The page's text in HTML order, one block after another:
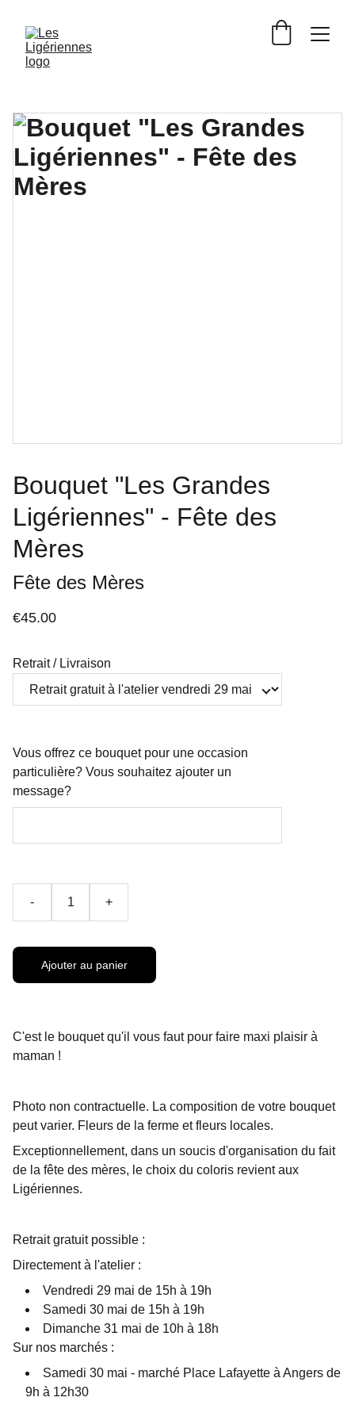
Bouquet "Les Grandes
Ligériennes" - Fête des
Mères
Fête des Mères
€45.00
Retrait / Livraison
Vous offrez ce bouquet pour une occasion
particulière? Vous souhaitez ajouter un
message?
- +
Ajouter au panier
C'est le bouquet qu'il vous faut pour faire maxi plaisir à
maman !
Photo non contractuelle. La composition de votre bouquet
peut varier. Fleurs de la ferme et fleurs locales.
Exceptionnellement, dans un soucis d'organisation du fait
de la fête des mères, le choix du coloris revient aux
Ligériennes.
Retrait gratuit possible :
Directement à l'atelier :
Vendredi 29 mai de 15h à 19h
Samedi 30 mai de 15h à 19h
Dimanche 31 mai de 10h à 18h
Sur nos marchés :
Samedi 30 mai - marché Place Lafayette à Angers de
9h à 12h30